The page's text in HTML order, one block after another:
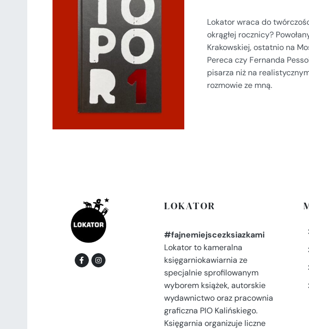
DODAJ DO KOSZYKA
SZCZEGÓŁY
Lokator wraca do
okrągłej rocznicy?
Krakowskiej, ostatnio na
Pereca czy Fernanda
pisarza niż na
rozmowie ze mną.
LOKATOR
#fajnemiejscezksiazkami
Lokator to kameralna
księgarniokawiarnia ze
specjalnie sprofilowanym
wyborem książek, autorskie
wydawnictwo oraz pracownia
graficzna PIO Kalińskiego.
Księgarnia organizuje liczne